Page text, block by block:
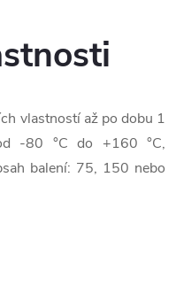
vlastností až po dobu 1
-80 °C do +160 °C,
balení: 75, 150 nebo